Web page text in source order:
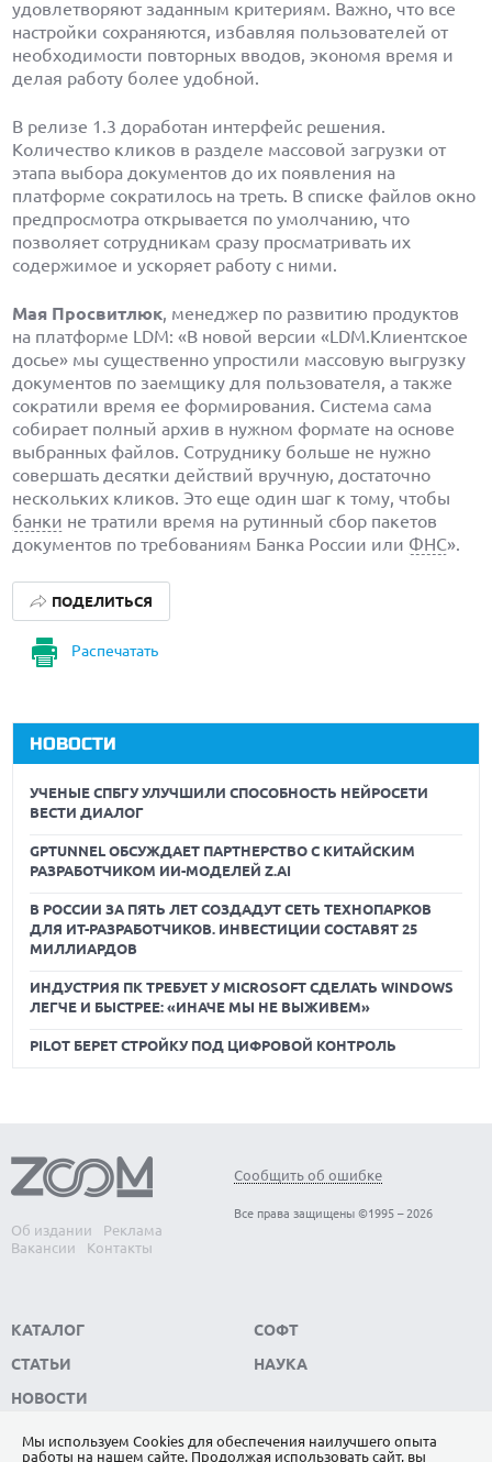
удовлетворяют заданным критериям. Важно, что все
настройки сохраняются, избавляя пользователей от
необходимости повторных вводов, экономя время и
делая работу более удобной.
В релизе 1.3 доработан интерфейс решения.
Количество кликов в разделе массовой загрузки от
этапа выбора документов до их появления на
платформе сократилось на треть. В списке файлов окно
предпросмотра открывается по умолчанию, что
позволяет сотрудникам сразу просматривать их
содержимое и ускоряет работу с ними.
Мая Просвитлюк, менеджер по развитию продуктов
на платформе LDM: «В новой версии «LDM.Клиентское
досье» мы существенно упростили массовую выгрузку
документов по заемщику для пользователя, а также
сократили время ее формирования. Система сама
собирает полный архив в нужном формате на основе
выбранных файлов. Сотруднику больше не нужно
совершать десятки действий вручную, достаточно
нескольких кликов. Это еще один шаг к тому, чтобы
банки не тратили время на рутинный сбор пакетов
документов по требованиям Банка России или ФНС».
Распечатать
ПОДЕЛИТЬСЯ
НОВОСТИ
УЧЕНЫЕ СПБГУ УЛУЧШИЛИ СПОСОБНОСТЬ НЕЙРОСЕТИ
ВЕСТИ ДИАЛОГ
GPTUNNEL ОБСУЖДАЕТ ПАРТНЕРСТВО С КИТАЙСКИМ
РАЗРАБОТЧИКОМ ИИ-МОДЕЛЕЙ Z.AI
В РОССИИ ЗА ПЯТЬ ЛЕТ СОЗДАДУТ СЕТЬ ТЕХНОПАРКОВ
ДЛЯ ИТ-РАЗРАБОТЧИКОВ. ИНВЕСТИЦИИ СОСТАВЯТ 25
МИЛЛИАРДОВ
ИНДУСТРИЯ ПК ТРЕБУЕТ У MICROSOFT СДЕЛАТЬ WINDOWS
ЛЕГЧЕ И БЫСТРЕЕ: «ИНАЧЕ МЫ НЕ ВЫЖИВЕМ»
PILOT БЕРЕТ СТРОЙКУ ПОД ЦИФРОВОЙ КОНТРОЛЬ
Об издании
Реклама
Вакансии
Контакты
Сообщить об ошибке
Все права защищены ©1995 – 2026
КАТАЛОГ
СТАТЬИ
НОВОСТИ
СОФТ
НАУКА
Мы используем Сookies для обеспечения наилучшего опыта
работы на нашем сайте. Продолжая использовать сайт, вы